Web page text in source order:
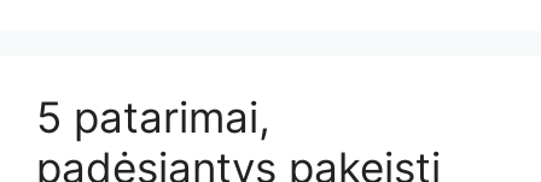
5 patarimai,
padėsiantys pakeisti